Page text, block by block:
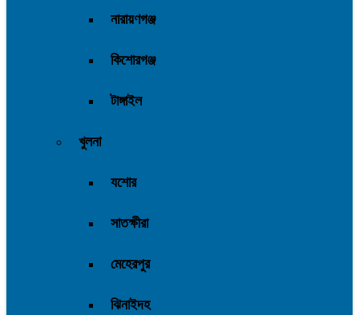
নারায়ণগঞ্জ
কিশোরগঞ্জ
টাঙ্গাইল
খুলনা
যশোর
সাতক্ষীরা
মেহেরপুর
ঝিনাইদহ